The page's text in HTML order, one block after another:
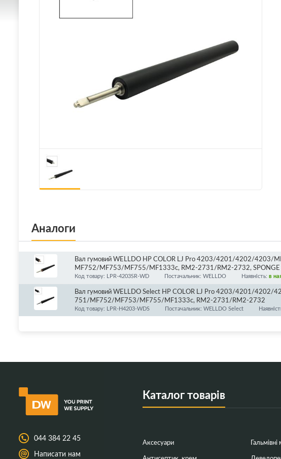
Аналоги
Вал гумовий WELLDO HP COLOR LJ Pro 4203/4201/4202/
MF752/MF753/MF755/MF1333c, RM2-2731/RM2-2732, SPONGE
Код товару: LPR-4203SR-WD Постачальник: WELLDO Наявність: в
Вал гумовий WELLDO Select HP COLOR LJ Pro 4203/4201/
751/MF752/MF753/MF755/MF1333c, RM2-2731/RM2-2732
Код товару: LPR-H4203-WDS Постачальник: WELLDO Select
044 384 22 45
Написати нам
Каталог товарів
Аксесуари